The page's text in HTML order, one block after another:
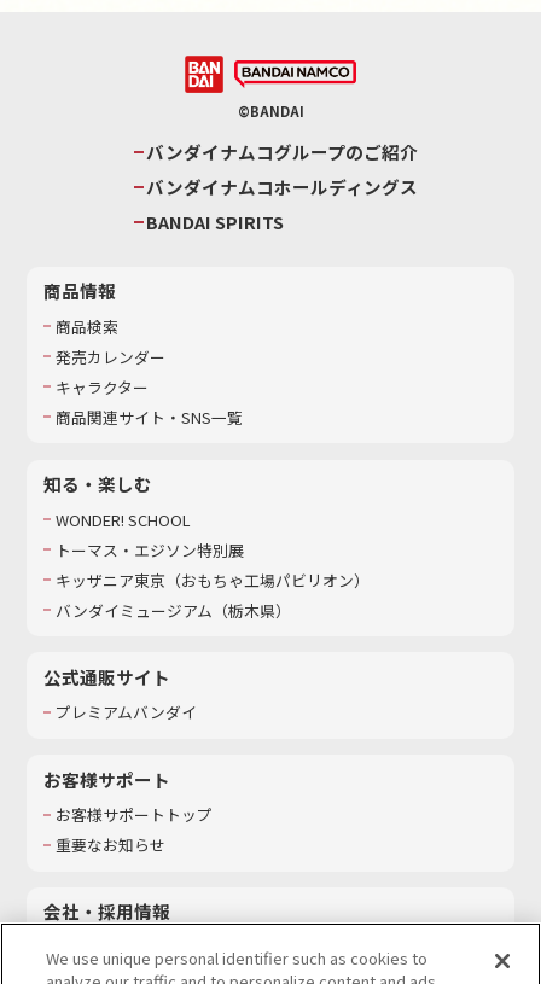
©BANDAI
バンダイナムコグループのご紹介
バンダイナムコホールディングス
BANDAI SPIRITS
商品情報
商品検索
発売カレンダー
キャラクター
商品関連サイト・SNS一覧
知る・楽しむ
WONDER! SCHOOL
トーマス・エジソン特別展
キッザニア東京（おもちゃ工場パビリオン）​
バンダイミュージアム（栃木県）
公式通販サイト
プレミアムバンダイ
お客様サポート
お客様サポートトップ
重要なお知らせ
会社・採用情報
採用情報
We use unique personal identifier such as cookies to